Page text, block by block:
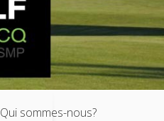
Qui sommes-nous?